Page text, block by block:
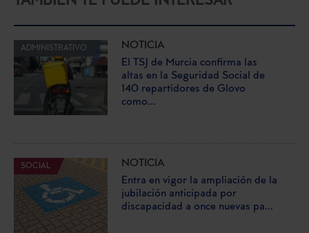
ADMINISTRATIVO
NOTICIA
El TSJ de Murcia confirma las
altas en la Seguridad Social de
140 repartidores de Glovo
como...
SOCIAL
NOTICIA
Entra en vigor la ampliación de la
jubilación anticipada por
discapacidad a once nuevas pa...